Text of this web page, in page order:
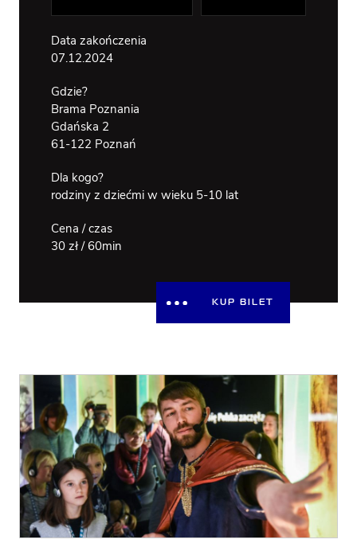
DOSTĘPNOŚĆ
Data zakończenia
07.12.2024
Gdzie?
Brama Poznania
Gdańska 2
61-122 Poznań
Dla kogo?
rodziny z dziećmi w wieku 5-10 lat
Cena / czas
30 zł / 60min
KUP BILET